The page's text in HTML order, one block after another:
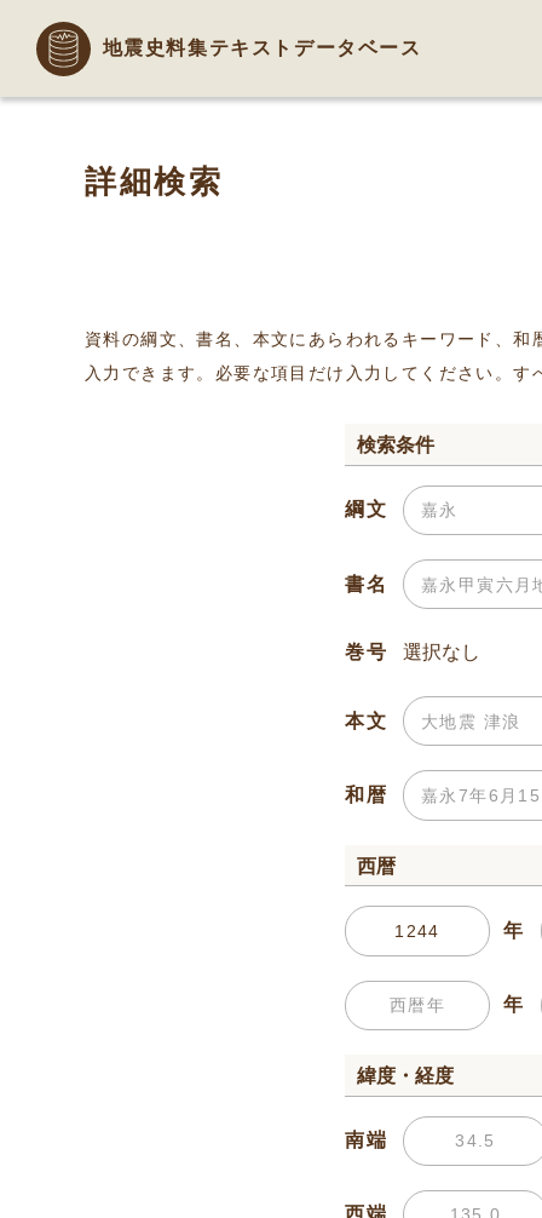
地震史料集テキストデータベース
詳細検索
資料の綱文、書名、本文にあらわれるキーワード、
入力できます。必要な項目だけ入力してください。
検索条件
綱文
書名
巻号
本文
和暦
西暦
年
年
緯度・経度
南端